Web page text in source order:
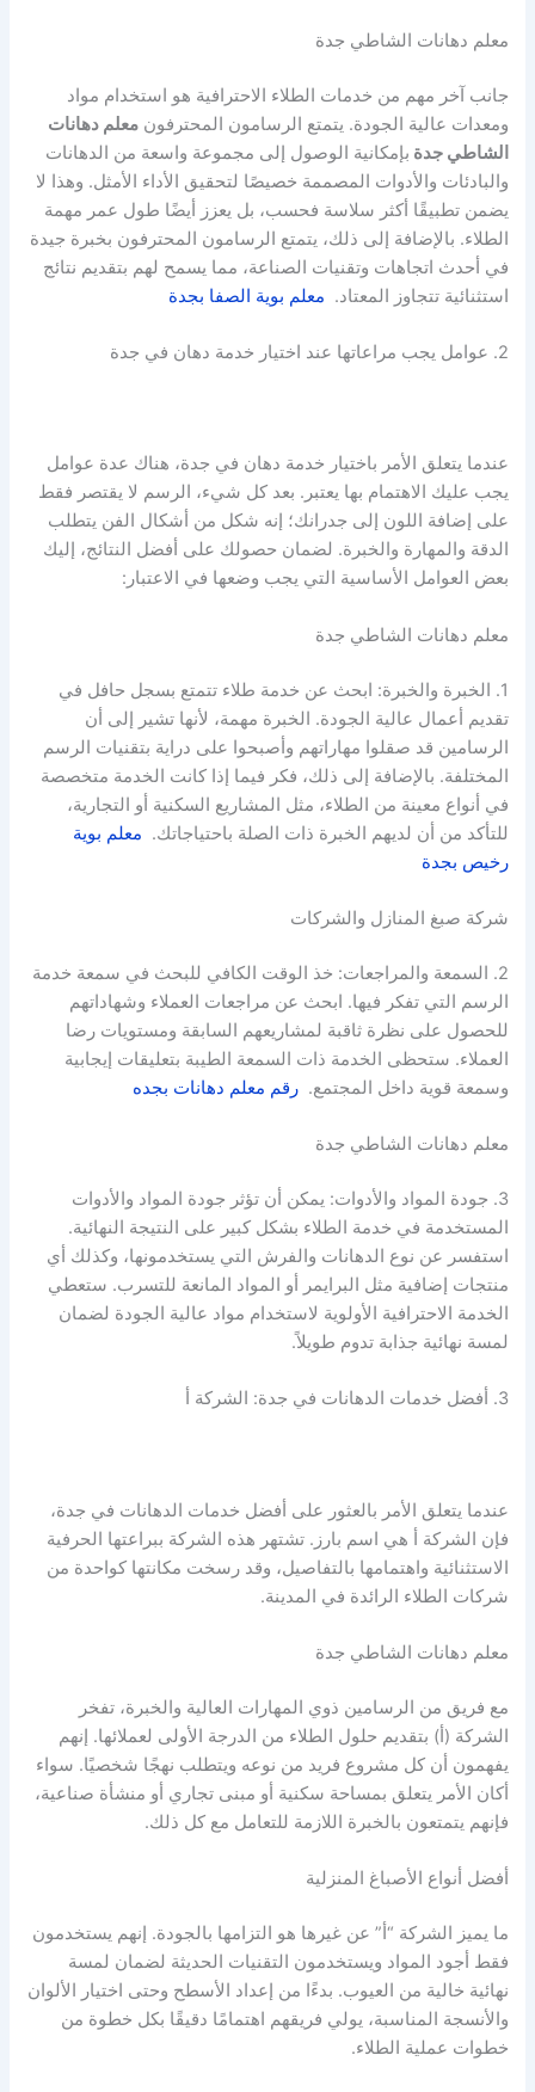
معلم دهانات الشاطي جدة
جانب آخر مهم من خدمات الطلاء الاحترافية هو استخدام مواد
ومعدات عالية الجودة. يتمتع الرسامون المحترفونمعلم دهانات
الشاطي جدة بإمكانية الوصول إلى مجموعة واسعة من الدهانات
والبادئات والأدوات المصممة خصيصًا لتحقيق الأداء الأمثل. وهذا لا
يضمن تطبيقًا أكثر سلاسة فحسب، بل يعزز أيضًا طول عمر مهمة
الطلاء. بالإضافة إلى ذلك، يتمتع الرسامون المحترفون بخبرة جيدة
في أحدث اتجاهات وتقنيات الصناعة، مما يسمح لهم بتقديم نتائج
استثنائية تتجاوز المعتاد. معلم بوية الصفا بجدة
2. عوامل يجب مراعاتها عند اختيار خدمة دهان في جدة
عندما يتعلق الأمر باختيار خدمة دهان في جدة، هناك عدة عوامل
يجب عليك الاهتمام بها يعتبر. بعد كل شيء، الرسم لا يقتصر فقط
على إضافة اللون إلى جدرانك؛ إنه شكل من أشكال الفن يتطلب
الدقة والمهارة والخبرة. لضمان حصولك على أفضل النتائج، إليك
بعض العوامل الأساسية التي يجب وضعها في الاعتبار:
معلم دهانات الشاطي جدة
1. الخبرة والخبرة: ابحث عن خدمة طلاء تتمتع بسجل حافل في
تقديم أعمال عالية الجودة. الخبرة مهمة، لأنها تشير إلى أن
الرسامين قد صقلوا مهاراتهم وأصبحوا على دراية بتقنيات الرسم
المختلفة. بالإضافة إلى ذلك، فكر فيما إذا كانت الخدمة متخصصة
في أنواع معينة من الطلاء، مثل المشاريع السكنية أو التجارية،
للتأكد من أن لديهم الخبرة ذات الصلة باحتياجاتك. معلم بوية
رخيص بجدة
شركة صبغ المنازل والشركات
2. السمعة والمراجعات: خذ الوقت الكافي للبحث في سمعة خدمة
الرسم التي تفكر فيها. ابحث عن مراجعات العملاء وشهاداتهم
للحصول على نظرة ثاقبة لمشاريعهم السابقة ومستويات رضا
العملاء. ستحظى الخدمة ذات السمعة الطيبة بتعليقات إيجابية
وسمعة قوية داخل المجتمع.رقم معلم دهانات بجده
معلم دهانات الشاطي جدة
3. جودة المواد والأدوات: يمكن أن تؤثر جودة المواد والأدوات
المستخدمة في خدمة الطلاء بشكل كبير على النتيجة النهائية.
استفسر عن نوع الدهانات والفرش التي يستخدمونها، وكذلك أي
منتجات إضافية مثل البرايمر أو المواد المانعة للتسرب. ستعطي
الخدمة الاحترافية الأولوية لاستخدام مواد عالية الجودة لضمان
لمسة نهائية جذابة تدوم طويلاً.
3. أفضل خدمات الدهانات في جدة: الشركة أ
عندما يتعلق الأمر بالعثور على أفضل خدمات الدهانات في جدة،
فإن الشركة أ هي اسم بارز. تشتهر هذه الشركة ببراعتها الحرفية
الاستثنائية واهتمامها بالتفاصيل، وقد رسخت مكانتها كواحدة من
شركات الطلاء الرائدة في المدينة.
معلم دهانات الشاطي جدة
مع فريق من الرسامين ذوي المهارات العالية والخبرة، تفخر
الشركة (أ) بتقديم حلول الطلاء من الدرجة الأولى لعملائها. إنهم
يفهمون أن كل مشروع فريد من نوعه ويتطلب نهجًا شخصيًا. سواء
أكان الأمر يتعلق بمساحة سكنية أو مبنى تجاري أو منشأة صناعية،
فإنهم يتمتعون بالخبرة اللازمة للتعامل مع كل ذلك.
أفضل أنواع الأصباغ المنزلية
ما يميز الشركة “أ” عن غيرها هو التزامها بالجودة. إنهم يستخدمون
فقط أجود المواد ويستخدمون التقنيات الحديثة لضمان لمسة
نهائية خالية من العيوب. بدءًا من إعداد الأسطح وحتى اختيار الألوان
والأنسجة المناسبة، يولي فريقهم اهتمامًا دقيقًا بكل خطوة من
خطوات عملية الطلاء.